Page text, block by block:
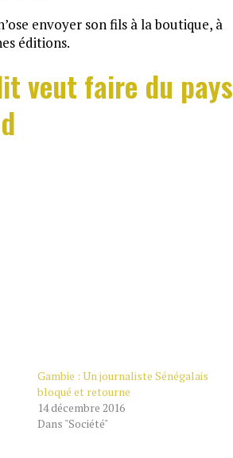
envoyer son fils à la boutique, à
éditions.
veut faire du pays
Gambie : Un journaliste Sénégalais
bloqué et retourne
14 décembre 2016
Dans "Société"